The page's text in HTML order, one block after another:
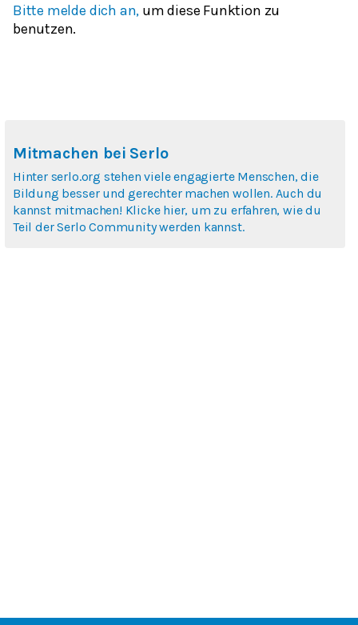
Bitte melde dich an, um diese Funktion zu
benutzen.
Mitmachen bei Serlo
Hinter serlo.org stehen viele engagierte Menschen, die
Bildung besser und gerechter machen wollen. Auch du
kannst mitmachen! Klicke hier, um zu erfahren, wie du
Teil der Serlo Community werden kannst.